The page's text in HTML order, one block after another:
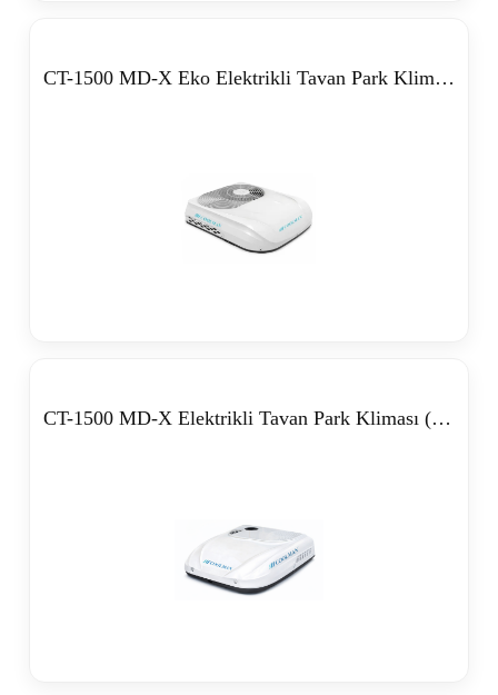
CT-1500 MD-X Eko Elektrikli Tavan Park Kliması (12V-24V)
CT-1500 MD-X Elektrikli Tavan Park Kliması (12V-24V)